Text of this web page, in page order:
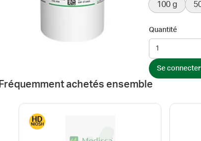
100 g
Quantité
Se
Fréquemment achetés ensemble